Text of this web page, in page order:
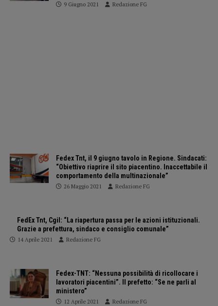
9 Giugno 2021 Redazione FG
Fedex Tnt, il 9 giugno tavolo in Regione. Sindacati:
“Obiettivo riaprire il sito piacentino. Inaccettabile il
comportamento della multinazionale”
26 Maggio 2021 Redazione FG
FedEx Tnt, Cgil: “La riapertura passa per le azioni istituzionali.
Grazie a prefettura, sindaco e consiglio comunale”
14 Aprile 2021 Redazione FG
Fedex-TNT: “Nessuna possibilità di ricollocare i
lavoratori piacentini”. Il prefetto: “Se ne parli al
ministero”
12 Aprile 2021 Redazione FG